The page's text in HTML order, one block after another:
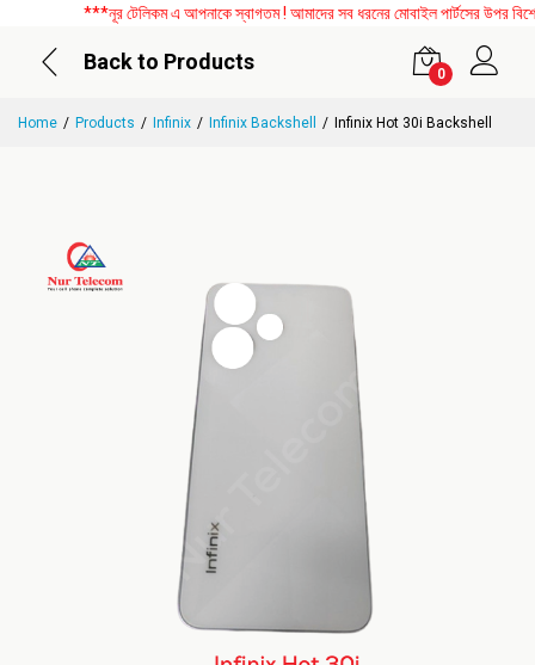
***নূর টেলিকম এ আপনাকে স্বাগতম ! আমাদের সব ধরনের মোবাইল পার্টসের উপর
Back to Products
0
Home Products Infinix Infinix Backshell Infinix Hot 30i Backshell